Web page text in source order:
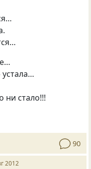
ни стало!!!
90
2012